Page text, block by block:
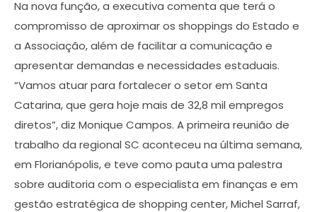
Na nova função, a executiva comenta que terá o
compromisso de aproximar os shoppings do Estado e
a Associação, além de facilitar a comunicação e
apresentar demandas e necessidades estaduais.
“Vamos atuar para fortalecer o setor em Santa
Catarina, que gera hoje mais de 32,8 mil empregos
diretos”, diz Monique Campos. A primeira reunião de
trabalho da regional SC aconteceu na última semana,
em Florianópolis, e teve como pauta uma palestra
sobre auditoria com o especialista em finanças e em
gestão estratégica de shopping center, Michel Sarraf,